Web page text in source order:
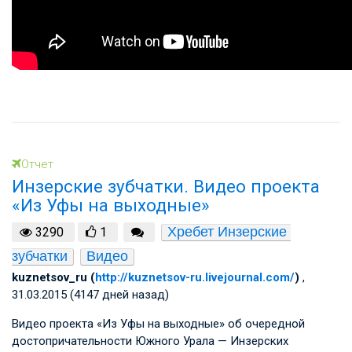
Отчет
Инзерские зубчатки. Видео проекта
«Из Уфы на выходные»
3290 1
Хребет Инзерские
зубчатки
Видео
kuznetsov_ru (http://kuznetsov-ru.livejournal.com/) ,
31.03.2015 (4147 дней назад)
Видео проекта «Из Уфы на выходные» об очередной
достопричательности Южного Урала — Инзерских